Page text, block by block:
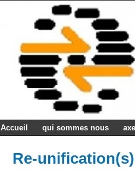
Accueil qui sommes nous
Re-